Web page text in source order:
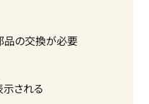
品の交換が必要
される